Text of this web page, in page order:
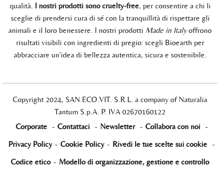
qualità. I nostri prodotti sono cruelty-free, per consentire a chi li
sceglie di prendersi cura di sé con la tranquillità di rispettare gli
animali e il loro benessere. I nostri prodotti Made in Italyoffrono
risultati visibili con ingredienti di pregio: scegli Bioearth per
abbracciare un'idea di bellezza autentica, sicura e sostenibile.
Copyright 2024, SAN.ECO.VIT. S.R.L. a company of Naturalia
Tantum S.p.A. P. IVA 02670160122
Corporate - Contattaci - Newsletter - Collabora con noi -
Privacy Policy - Cookie Policy - Rivedi le tue scelte sui cookie -
Codice etico - Modello di organizzazione, gestione e controllo